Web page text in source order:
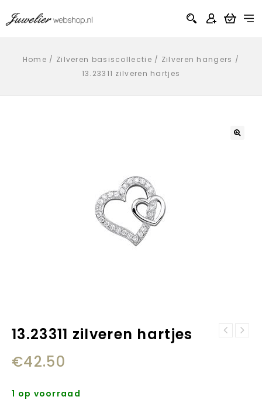
Home / Zilveren basiscollectie / Zilveren hangers /
13.23311 zilveren hartjes
13.23311 zilveren hartjes
€42.50
1 op voorraad